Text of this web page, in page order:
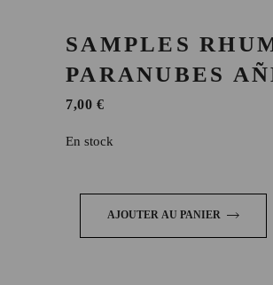
SAMPLES
PARANUBES
7,00€
En stock
AJOUTER AU PANIER